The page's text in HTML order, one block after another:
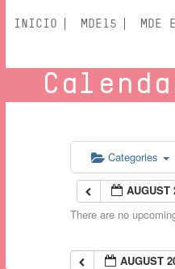
INICIO MDE15 MDE
Categories
AUGUST
There are no
AUGUST